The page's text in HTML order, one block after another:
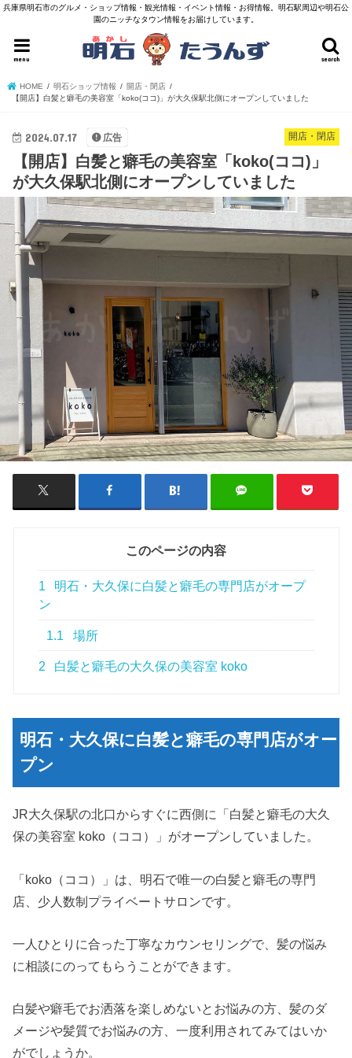
兵庫県明石市のグルメ・ショップ情報・観光情報・イベント情報・お得情報。明石駅周辺や明石公
園のニッチなタウン情報をお届けしています。
search
menu
HOME 明石ショップ情報
開店・閉店
【開店】白髪と癖毛の美容室「koko(ココ)」が大久保駅北側にオープンしていました
開店・閉店
2024.07.17 広告
【開店】白髪と癖毛の美容室「koko(ココ)」
が大久保駅北側にオープンしていました
このページの内容
1
明石・大久保に白髪と癖毛の専門店がオープ
ン
1.1 場所
2 白髪と癖毛の大久保の美容室 koko
明石・大久保に白髪と癖毛の専門店がオー
プン
JR大久保駅の北口からすぐに西側に「白髪と癖毛の大久
保の美容室 koko（ココ）」がオープンしていました。
「koko（ココ）」は、明石で唯一の白髪と癖毛の専門
店、少人数制プライベートサロンです。
一人ひとりに合った丁寧なカウンセリングで、髪の悩み
に相談にのってもらうことができます。
白髪や癖毛でお洒落を楽しめないとお悩みの方、髪のダ
メージや髪質でお悩みの方、一度利用されてみてはいか
がでしょうか。